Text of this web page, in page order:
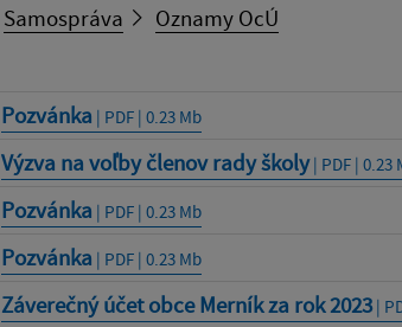
Samospráva Oznamy OcÚ
Pozvánka | PDF | 0.23 Mb
Výzva na voľby členov rady školy| PDF | 0.23
Pozvánka | PDF | 0.23 Mb
Pozvánka | PDF | 0.23 Mb
Záverečný účet obce Merník za rok 2023|